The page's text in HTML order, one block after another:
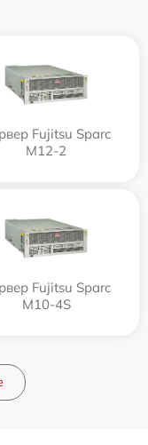
Fujitsu Sparc
M12-2
Fujitsu Sparc
M10-4S